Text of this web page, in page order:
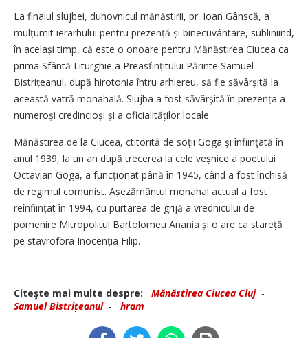
La finalul slujbei, duhovnicul mănăstirii, pr. Ioan Gânscă, a
mulțumit ierarhului pentru prezență și binecuvântare, subliniind,
în același timp, că este o onoare pentru Mănăstirea Ciucea ca
prima Sfântă Liturghie a Preasfințitului Părinte Samuel
Bistrițeanul, după hirotonia întru arhiereu, să fie săvârșită la
această vatră monahală. Slujba a fost săvârşită în prezența a
numeroși credincioși și a oficialităților locale.
Mănăstirea de la Ciucea, ctitorită de soții Goga şi înfiinţată în
anul 1939, la un an după trecerea la cele veșnice a poetului
Octavian Goga, a funcționat până în 1945, când a fost închisă
de regimul comunist. Așezământul monahal actual a fost
reînființat în 1994, cu purtarea de grijă a vrednicului de
pomenire Mitropolitul Bartolomeu Anania și o are ca stareță
pe stavrofora Inocenția Filip.
Citeşte mai multe despre: Mănăstirea Ciucea Cluj-
Samuel Bistrițeanul- hram